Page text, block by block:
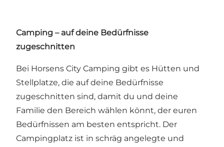
Camping – auf deine Bedürfnisse
zugeschnitten
Bei Horsens City Camping gibt es Hütten und
Stellplatze, die auf deine Bedürfnisse
zugeschnitten sind, damit du und deine
Familie den Bereich wählen könnt, der euren
Bedürfnissen am besten entspricht. Der
Campingplatz ist in schräg angelegte und